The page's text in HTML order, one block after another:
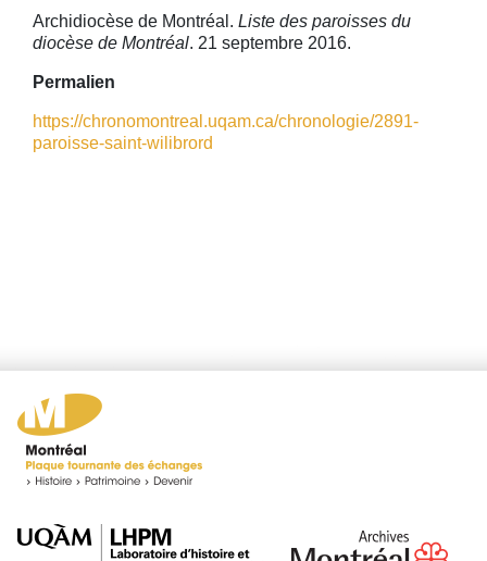
Archidiocèse de Montréal. Liste des paroisses du
diocèse de Montréal. 21 septembre 2016.
Permalien
https://chronomontreal.uqam.ca/chronologie/2891-
paroisse-saint-wilibrord